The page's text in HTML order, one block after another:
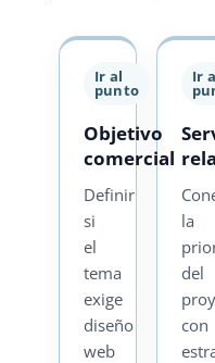
Ir al
punto
Objetivo
comercial
Definir
si
el
tema
exige
diseño
web
Ir
la
del
con